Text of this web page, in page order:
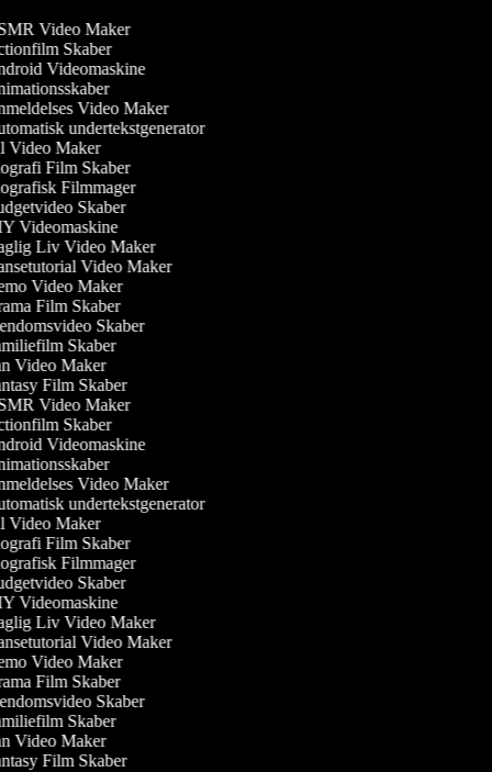
Video Maker
Skaber
Videomaskine
Video Maker
undertekstgenerator
Maker
Film Skaber
Filmmager
Skaber
Videomaskine
Liv Video Maker
Video Maker
Video Maker
Film Skaber
Skaber
Skaber
Video Maker
Film Skaber
Video Maker
Skaber
Videomaskine
Video Maker
undertekstgenerator
Maker
Film Skaber
Filmmager
Skaber
Videomaskine
Liv Video Maker
Video Maker
Video Maker
Film Skaber
Skaber
Skaber
Video Maker
Film Skaber